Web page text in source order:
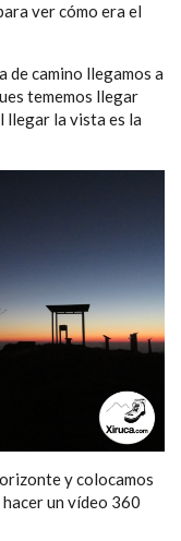
ver cómo era el
de camino llegamos a
tememos llegar
llegar la vista es la
y colocamos
un vídeo 360